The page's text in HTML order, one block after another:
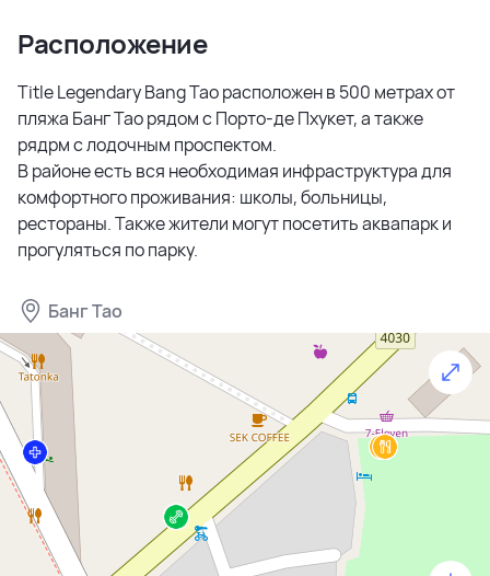
Расположение
Title Legendary Bang Tao расположен в 500 метрах от
пляжа Банг Тао рядом с Порто-де Пхукет, а также
рядрм с лодочным проспектом.
В районе есть вся необходимая инфраструктура для
комфортного проживания: школы, больницы,
рестораны. Также жители могут посетить аквапарк и
прогуляться по парку.
Банг Тао